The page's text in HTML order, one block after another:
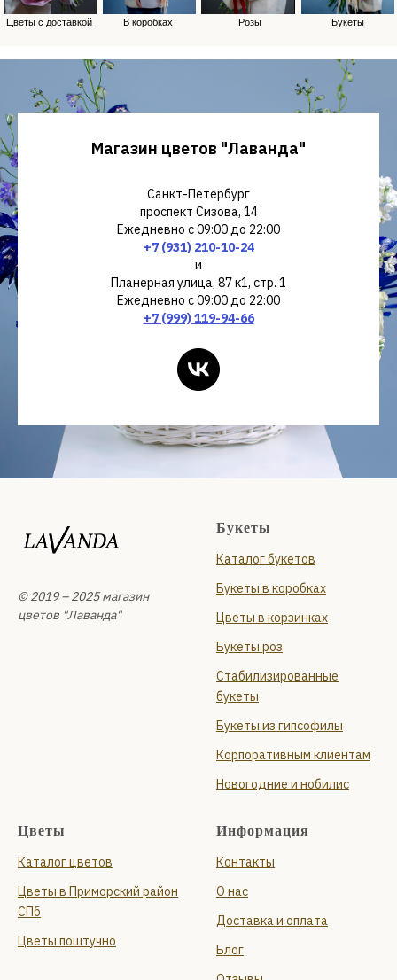
Магазин цветов "Лаванда"
Санкт-Петербург
проспект Сизова, 14
Ежедневно с 09:00 до 22:00
+7 (931) 210-10-24
и
Планерная улица, 87 к1, стр. 1
Ежедневно с 09:00 до 22:00
+7 (999) 119-94-66
© 2019 – 2025 магазин
цветов "Лаванда"
Букеты
Каталог букетов
Букеты в коробках
Цветы в корзинках
Букеты роз
Стабилизированные
букеты
Букеты из гипсофилы
Корпоративным клиентам
Новогодние и нобилис
Цветы
Каталог цветов
Цветы в Приморский район
СПб
Цветы поштучно
Информация
Контакты
О нас
Доставка и оплата
Блог